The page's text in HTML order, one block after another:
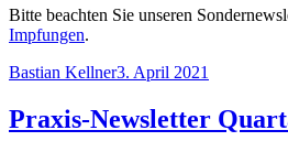
Bitte beachten Sie unseren
Impfungen.
Autor
Bastian KellnerVeröffentlicht
3. April 2021
Praxis-Newsletter